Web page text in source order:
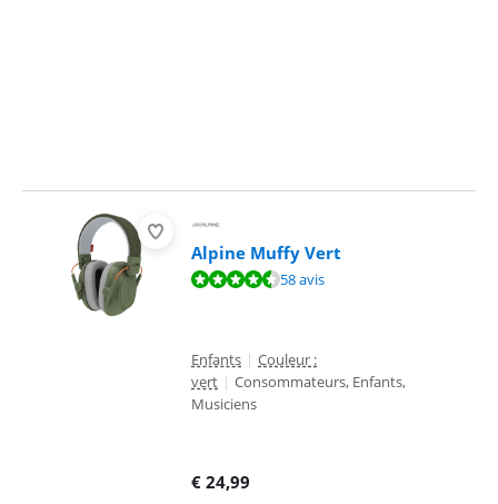
Alpine Muffy Vert
La note est de 9,4 sur 10, basée sur 58 avis.58 avis
Enfants | Couleur :
vert | Consommateurs, Enfants,
Musiciens
€ 24,99